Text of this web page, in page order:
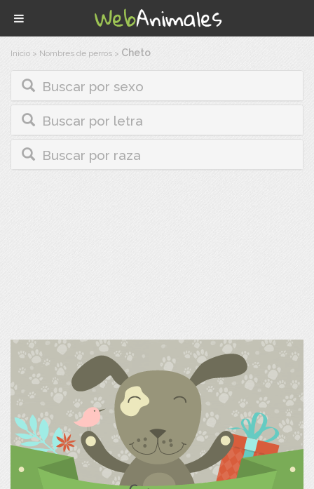
Inicio > Nombres de perros > Cheto
Buscar por sexo
Buscar por letra
Buscar por raza